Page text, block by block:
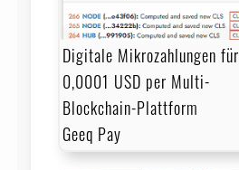
Digitale Mikrozahlungen für
0,0001 USD per Multi-
Blockchain-Plattform
Geeq Pay